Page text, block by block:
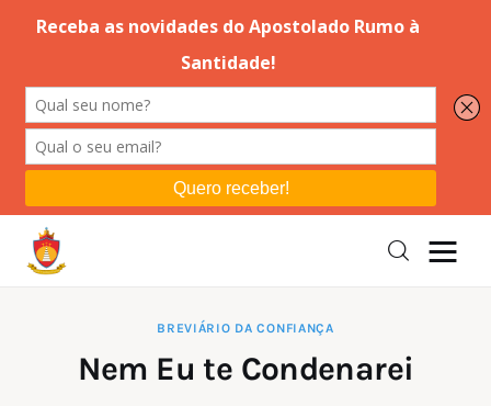
Editorial
Orações
Instruções
Espiritualidade
BREVIÁRIO DA CONFIANÇA
Nem Eu te Condenarei